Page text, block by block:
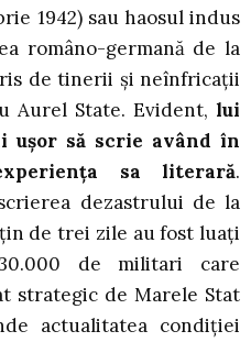
1942) sau haosul indus
româno-germană de la
de tinerii şi neînfricaţii
Aurel State. Evident, lui
uşor să scrie având în
sa literară.
dezastrului de la
de trei zile au fost luaţi
de militari care
strategic de Marele Stat
actualitatea condiţiei